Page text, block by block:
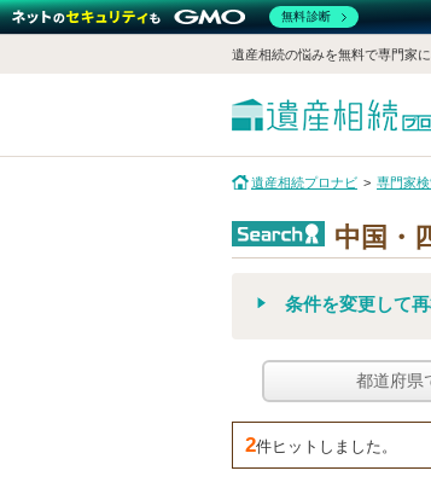
遺産相続の悩みを無料で専門家
遺産相続プロナビ 専門家
中国・
条件を変更して
都道府県
2件ヒットしました。
無料診断